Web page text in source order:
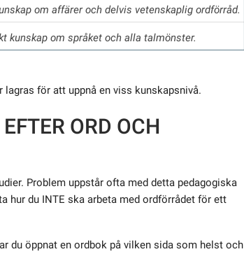
om affärer och delvis vetenskaplig ordförråd.
kunskap om språket och alla talmönster.
för att uppnå en viss kunskapsnivå.
ORD OCH
Problem uppstår ofta med detta pedagogiska
hur du INTE ska arbeta med ordförrådet för ett
du öppnat en ordbok på vilken sida som helst och